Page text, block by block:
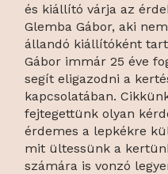
és kiállító várja az
Glemba Gábor, aki
állandó kiállítóként
Gábor immár 25 éve
segít eligazodni a
kapcsolatában.
fejtegettünk olyan
érdemes a lepkékre
mit ültessünk a
számára is vonzó